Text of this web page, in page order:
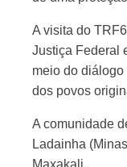
A visita do
Justiça Federal
meio do
dos povos
A comunidade
Ladainha
Maxakali.